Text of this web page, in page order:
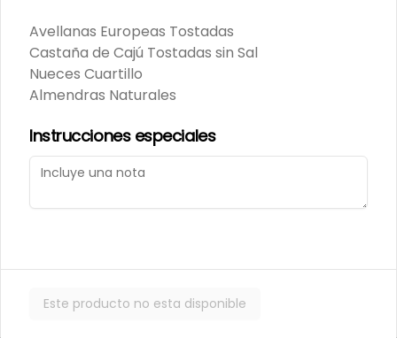
MANÍ CONFITADO
MERCADO SILVESTRE 200
GR
Avellanas Europeas Tostadas
Castaña de Cajú Tostadas sin Sal
Nueces Cuartillo
Almendras Naturales
Instrucciones especiales
Este producto no esta disponible